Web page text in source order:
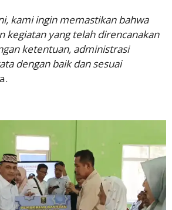
kami ingin memastikan bahwa
kegiatan yang telah direncanakan
ketentuan, administrasi
dengan baik dan sesuai